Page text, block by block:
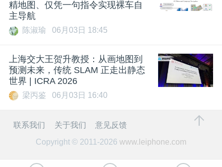
精地图、仅凭一句指令实现裸车自
主导航
陈淑瑜 06月03日 18:45
上海交大王贺升教授：从画地图到
预测未来，传统 SLAM 正走出静态
世界 | ICRA 2026
梁丙鉴 06月03日 16:40
联系我们 关于我们
意见反馈
Copyright © 2011-2026 www.leiphone.com